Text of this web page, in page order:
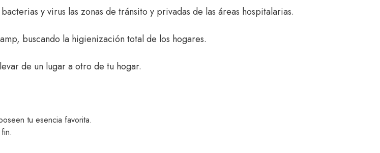
y virus las zonas de tránsito y privadas de las áreas hospitalarias.
buscando la higienización total de los hogares.
de un lugar a otro de tu hogar.
tu esencia favorita.